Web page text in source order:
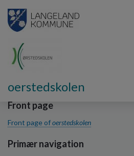
oerstedskolen
Front page
Front page ofoerstedskolen
Primær navigation